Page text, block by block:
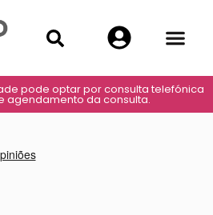
pode optar por consulta telefónica
agendamento da consulta.